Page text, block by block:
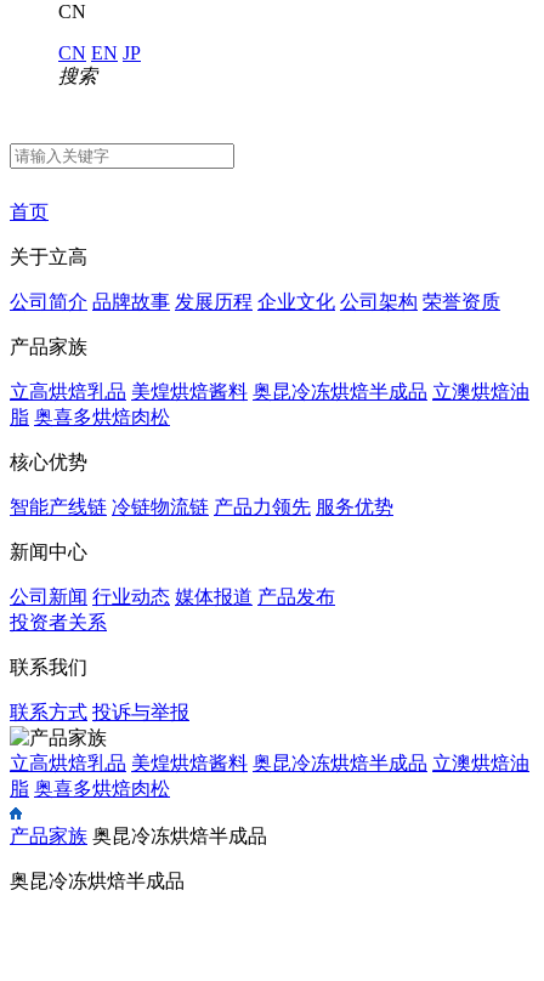
CN
CN EN JP
搜索
首页
关于立高
公司简介 品牌故事 发展历程 企业文化 公司架构 荣誉资质
产品家族
立高烘焙乳品 美煌烘焙酱料 奥昆冷冻烘焙半成品 立澳烘焙油
脂 奥喜多烘焙肉松
核心优势
智能产线链 冷链物流链 产品力领先 服务优势
新闻中心
公司新闻 行业动态 媒体报道 产品发布
投资者关系
联系我们
联系方式 投诉与举报
立高烘焙乳品 美煌烘焙酱料 奥昆冷冻烘焙半成品 立澳烘焙油
脂 奥喜多烘焙肉松
产品家族 奥昆冷冻烘焙半成品
奥昆冷冻烘焙半成品